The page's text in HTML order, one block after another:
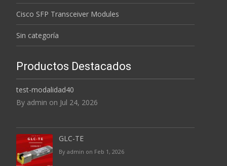
Cisco SFP Transceiver Modules
Sin categoría
Productos Destacados
test-modalidad40
By admin on Jul 24, 2026
GLC-TE
By admin on Feb 1, 2026